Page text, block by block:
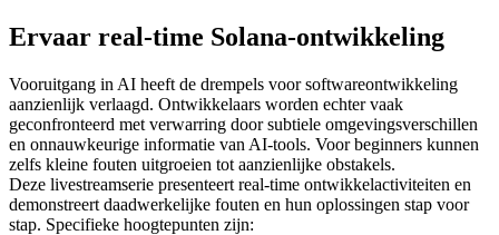
Ervaar real-time Solana-ontwikkeling
Vooruitgang in AI heeft de drempels voor softwareontwikkeling
aanzienlijk verlaagd. Ontwikkelaars worden echter vaak
geconfronteerd met verwarring door subtiele omgevingsverschillen
en onnauwkeurige informatie van AI-tools. Voor beginners kunnen
zelfs kleine fouten uitgroeien tot aanzienlijke obstakels.
Deze livestreamserie presenteert real-time ontwikkelactiviteiten en
demonstreert daadwerkelijke fouten en hun oplossingen stap voor
stap. Specifieke hoogtepunten zijn: